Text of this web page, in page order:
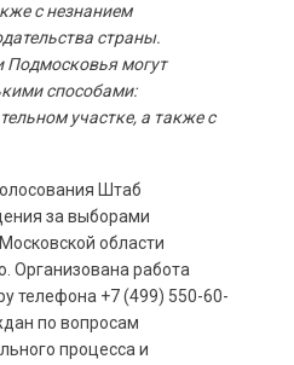
с незнанием
страны.
Подмосковья могут
способами:
участке, а также с
Штаб
за выборами
области
Организована работа
телефона +7 (499) 550-60-
по вопросам
процесса и